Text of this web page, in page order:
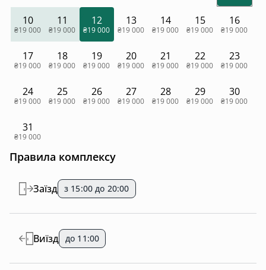
10
₴19 000
11
₴19 000
12
₴19 000
13
₴19 000
14
₴19 000
15
₴19 000
16
₴19 000
17
₴19 000
18
₴19 000
19
₴19 000
20
₴19 000
21
₴19 000
22
₴19 000
23
₴19 000
24
₴19 000
25
₴19 000
26
₴19 000
27
₴19 000
28
₴19 000
29
₴19 000
30
₴19 000
31
₴19 000
Правила комплексу
Заїзд з 15:00 до 20:00
Виїзд до 11:00